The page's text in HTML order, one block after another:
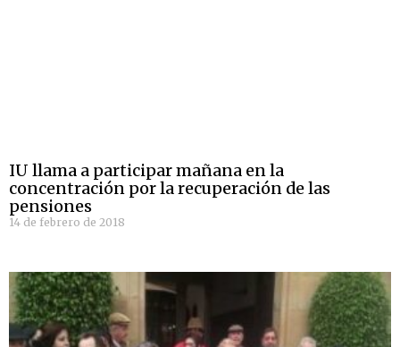
IU llama a participar mañana en la
concentración por la recuperación de las
pensiones
14 de febrero de 2018